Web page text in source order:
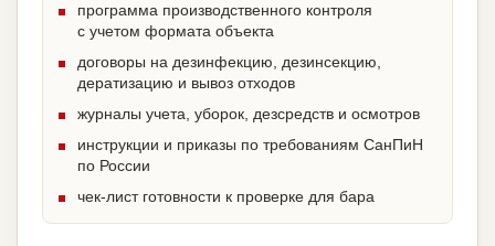
программа производственного контроля
с учетом формата объекта
договоры на дезинфекцию, дезинсекцию,
дератизацию и вывоз отходов
журналы учета, уборок, дезсредств и осмотров
инструкции и приказы по требованиям СанПиН
по России
чек-лист готовности к проверке для бара